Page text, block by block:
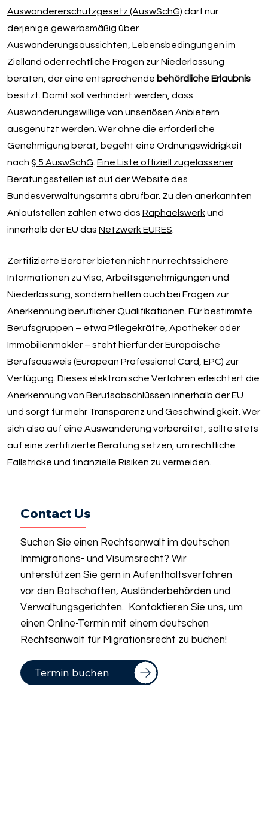
Auswandererschutzgesetz (AuswSchG) darf nur
derjenige gewerbsmäßig über
Auswanderungsaussichten, Lebensbedingungen im
Zielland oder rechtliche Fragen zur Niederlassung
beraten, der eine entsprechende behördliche Erlaubnis
besitzt. Damit soll verhindert werden, dass
Auswanderungswillige von unseriösen Anbietern
ausgenutzt werden. Wer ohne die erforderliche
Genehmigung berät, begeht eine Ordnungswidrigkeit
nach § 5 AuswSchG Eine Liste offiziell zugelassener
Beratungsstellen ist auf der Website des
Bundesverwaltungsamts abrufbar. Zu den anerkannten
Anlaufstellen zählen etwa das Raphaelswerkund
innerhalb der EU das Netzwerk EURES
Zertifizierte Berater bieten nicht nur rechtssichere
Informationen zu Visa, Arbeitsgenehmigungen und
Niederlassung, sondern helfen auch bei Fragen zur
Anerkennung beruflicher Qualifikationen. Für bestimmte
Berufsgruppen – etwa Pflegekräfte, Apotheker oder
Immobilienmakler – steht hierfür der Europäische
Berufsausweis (European Professional Card, EPC) zur
Verfügung. Dieses elektronische Verfahren erleichtert die
Anerkennung von Berufsabschlüssen innerhalb der EU
und sorgt für mehr Transparenz und Geschwindigkeit. Wer
sich also auf eine Auswanderung vorbereitet, sollte stets
auf eine zertifizierte Beratung setzen, um rechtliche
Fallstricke und finanzielle Risiken zu vermeiden.
Contact Us
Suchen Sie einen Rechtsanwalt im deutschen
Immigrations- und Visumsrecht? Wir
unterstützen Sie gern in Aufenthaltsverfahren
vor den Botschaften, Ausländerbehörden und
Verwaltungsgerichten. Kontaktieren Sie uns, um
einen Online-Termin mit einem deutschen
Rechtsanwalt für Migrationsrecht zu buchen!
Termin buchen